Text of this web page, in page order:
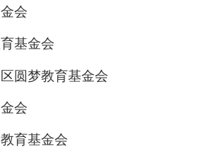
会
基金会
圆梦教育基金会
会
育基金会